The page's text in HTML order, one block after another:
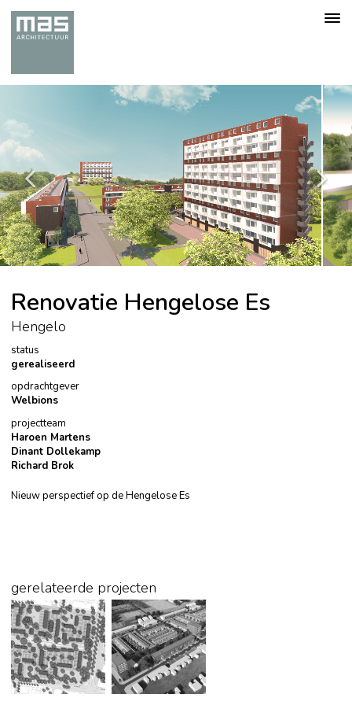
Renovatie Hengelose Es
Hengelo
status
gerealiseerd
opdrachtgever
Welbions
projectteam
Haroen Martens
Dinant Dollekamp
Richard Brok
Nieuw perspectief op de Hengelose Es
gerelateerde projecten